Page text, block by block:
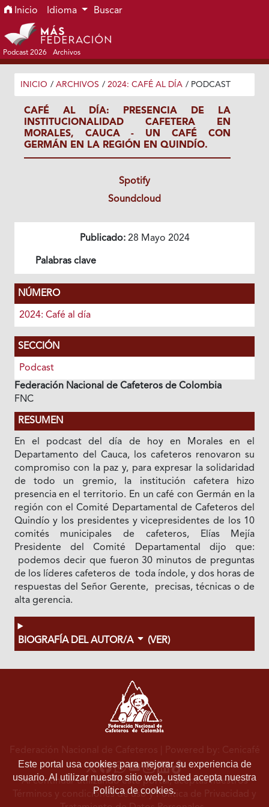
Ir al menú de navegación principal
Ir al contenido principal
Ir al pie de página del sitio
Inicio Idioma Buscar
Podcast 2026 Archivos
INICIO / ARCHIVOS / 2024: CAFÉ AL DÍA / PODCAST
CAFÉ AL DÍA: PRESENCIA DE LA
INSTITUCIONALIDAD CAFETERA EN
MORALES, CAUCA - UN CAFÉ CON
GERMÁN EN LA REGIÓN EN QUINDÍO.
Spotify
Soundcloud
Publicado:28 Mayo 2024
Palabras clave
NÚMERO
2024: Café al día
SECCIÓN
Podcast
Federación Nacional de Cafeteros de Colombia
FNC
RESUMEN
En el podcast del día de hoy en Morales en el
Departamento del Cauca, los cafeteros renovaron su
compromiso con la paz y, para expresar la solidaridad
de todo un gremio, la institución cafetera hizo
presencia en el territorio. En un café con Germán en la
región con el Comité Departamental de Cafeteros del
Quindío y los presidentes y vicepresidentes de los 10
comités municipales de cafeteros, Elías Mejía
Presidente del Comité Departamental dijo que:
podemos decir que fueron 30 minutos de preguntas
de los líderes cafeteros de toda índole, y dos horas de
respuestas del Señor Gerente, precisas, técnicas o de
alta gerencia.
BIOGRAFÍA DEL AUTOR/A (VER)
Este portal usa cookies para mejorar su experiencia de
usuario. Al utilizar nuestro sitio web, usted acepta nuestra
Política de cookies.
Federación Nacional de Cafeteros | Powered by: Cenicafé
Al continuar utilizando este portal, aceptas nuestros
Términos y condiciones de usoyPolítica de Privacidad y